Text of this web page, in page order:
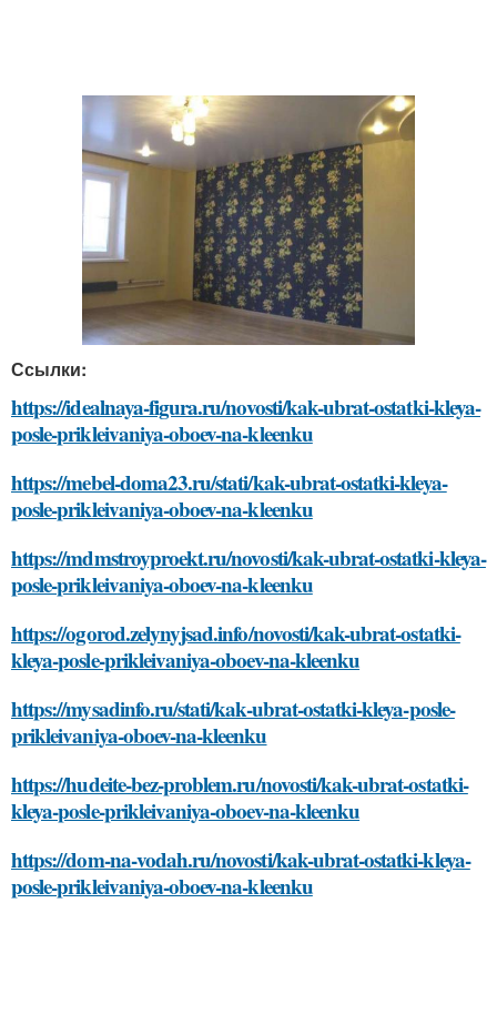
Ссылки:
https://idealnaya-figura.ru/novosti/kak-ubrat-ostatki-kleya-
posle-prikleivaniya-oboev-na-kleenku
https://mebel-doma23.ru/stati/kak-ubrat-ostatki-kleya-
posle-prikleivaniya-oboev-na-kleenku
https://mdmstroyproekt.ru/novosti/kak-ubrat-ostatki-kleya-
posle-prikleivaniya-oboev-na-kleenku
https://ogorod.zelynyjsad.info/novosti/kak-ubrat-ostatki-
kleya-posle-prikleivaniya-oboev-na-kleenku
https://mysadinfo.ru/stati/kak-ubrat-ostatki-kleya-posle-
prikleivaniya-oboev-na-kleenku
https://hudeite-bez-problem.ru/novosti/kak-ubrat-ostatki-
kleya-posle-prikleivaniya-oboev-na-kleenku
https://dom-na-vodah.ru/novosti/kak-ubrat-ostatki-kleya-
posle-prikleivaniya-oboev-na-kleenku